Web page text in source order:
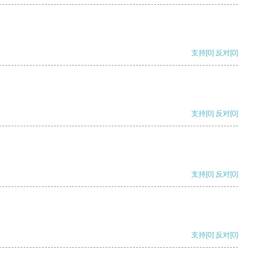
支持[0] 反对[0]
支持[0] 反对[0]
支持[0] 反对[0]
支持[0] 反对[0]